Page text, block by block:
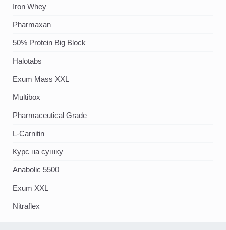
Iron Whey
Pharmaxan
50% Protein Big Block
Halotabs
Exum Mass XXL
Multibox
Pharmaceutical Grade
L-Carnitin
Курс на сушку
Anabolic 5500
Exum XXL
Nitraflex